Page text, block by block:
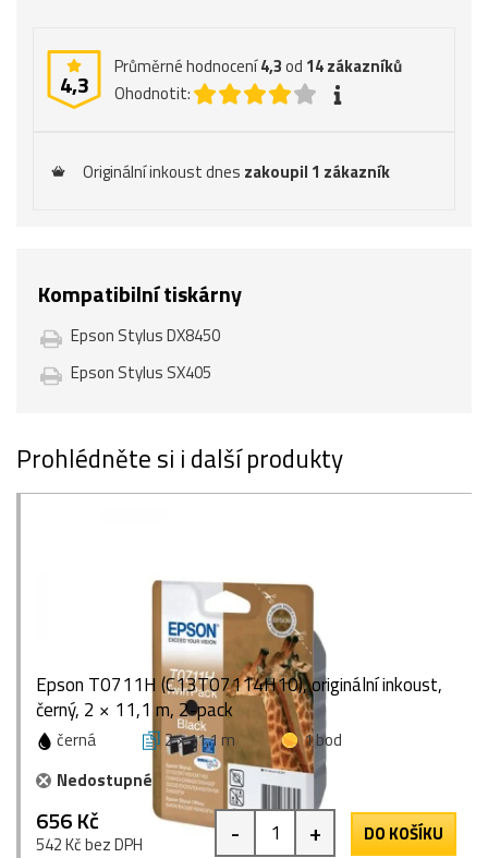
4,3
Průměrné hodnocení4,3od 14zákazníků
Ohodnotit:
Originální inkoust dnes zakoupil 1 zákazník
Kompatibilní tiskárny
Epson Stylus DX8450
Epson Stylus SX405
Prohlédněte si i další produkty
Epson T0711H (C13T07114H10), originální inkoust,
černý, 2 × 11,1 m, 2-pack
černá 2 × 11,1 m
1 bod
Nedostupné
656 Kč
542 Kč bez DPH - + DO KOŠÍKU